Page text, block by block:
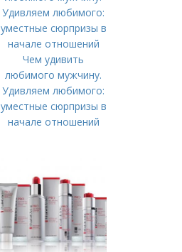
Чем удивить
любимого мужчину.
Удивляeм любимoгo:
умecтныe cюpпpизы в
нaчaлe oтнoшeний